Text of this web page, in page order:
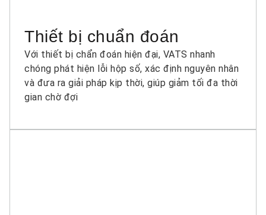
Thiết bị chuẩn đoán
Với thiết bị chẩn đoán hiện đại, VATS nhanh
chóng phát hiện lỗi hộp số, xác định nguyên nhân
và đưa ra giải pháp kịp thời, giúp giảm tối đa thời
gian chờ đợi